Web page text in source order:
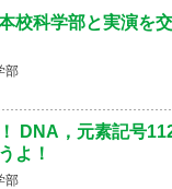
校科学部と実演を
部
DNA，元素記号
よ！
部